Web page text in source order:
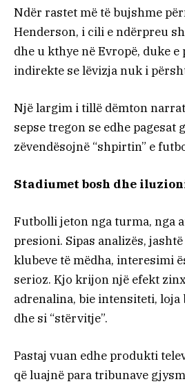
Ndër rastet më të bujshme
Henderson, i cili e ndërpreu
dhe u kthye në Evropë, duke
indirekte se lëvizja nuk i
Një largim i tillë dëmton
sepse tregon se edhe pagesat
zëvendësojnë “shpirtin” e
Stadiumet bosh dhe
Futbolli jeton nga turma, nga
presioni. Sipas analizës,
klubeve të mëdha, interesimi
serioz. Kjo krijon një efekt
adrenalina, bie intensiteti, loja
dhe si “stërvitje”.
Pastaj vuan edhe produkti
që luajnë para tribunave